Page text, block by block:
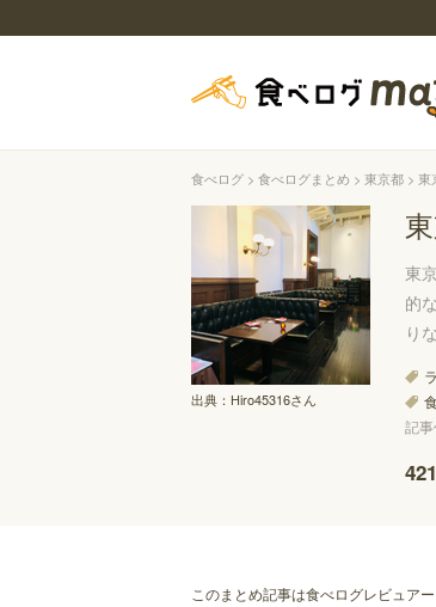
食べログ 食べログまとめ 東京都 東
出典： Hiro45316さん
東
的
り
記
このまとめ記事は食べログレビュア